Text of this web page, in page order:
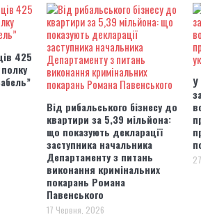
425
Від рибальського бізнесу до
квартири за 5,39 мільйона:
що показують декларації
заступника начальника
Департаменту з питань
виконання кримінальних
покарань Романа
Павенського
17 Червня, 2026
У